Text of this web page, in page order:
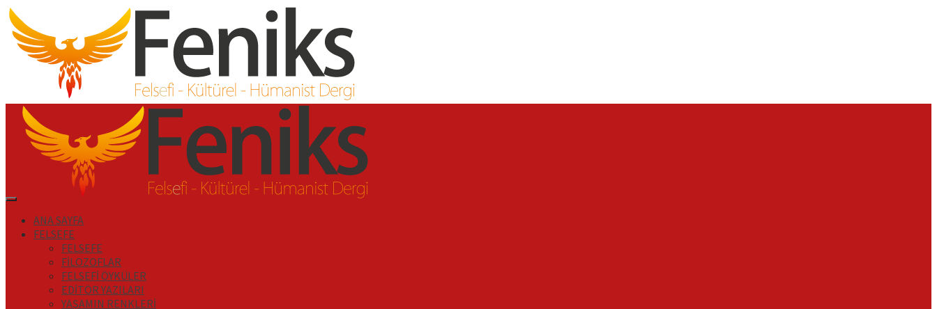
İçeriği
Geç
Primary
ANA SAYFA
FELSEFE
FELSEFE
FİLOZOFLAR
FELSEFİ ÖYKÜLER
EDİTÖR YAZILARI
YAŞAMIN RENKLERİ